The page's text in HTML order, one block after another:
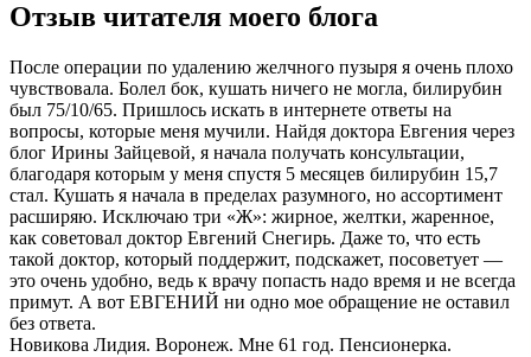
Отзыв читателя моего блога
После операции по удалению желчного пузыря я очень плохо
чувствовала. Болел бок, кушать ничего не могла, билирубин
был 75/10/65. Пришлось искать в интернете ответы на
вопросы, которые меня мучили. Найдя доктора Евгения через
блог Ирины Зайцевой, я начала получать консультации,
благодаря которым у меня спустя 5 месяцев билирубин 15,7
стал. Кушать я начала в пределах разумного, но ассортимент
расширяю. Исключаю три «Ж»: жирное, желтки, жаренное,
как советовал доктор Евгений Снегирь. Даже то, что есть
такой доктор, который поддержит, подскажет, посоветует —
это очень удобно, ведь к врачу попасть надо время и не всегда
примут. А вот ЕВГЕНИЙ ни одно мое обращение не оставил
без ответа.
Новикова Лидия. Воронеж. Мне 61 год. Пенсионерка.